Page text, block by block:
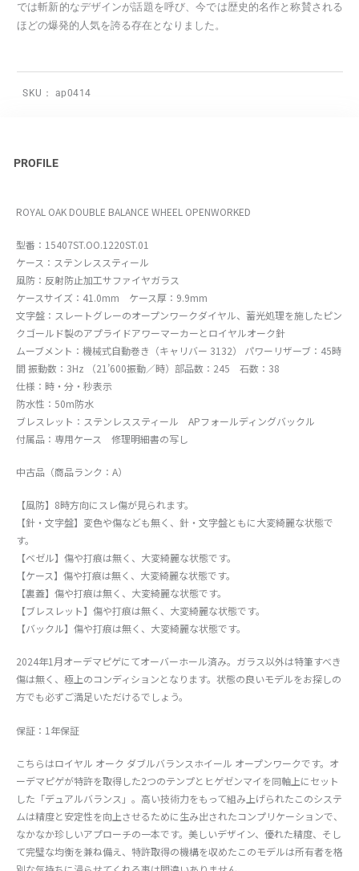
では斬新的なデザインが話題を呼び、今では歴史的名作と称賛される
ほどの爆発的人気を誇る存在となりました。
SKU： ap0414
PROFILE
ROYAL OAK DOUBLE BALANCE WHEEL OPENWORKED
型番：15407ST.OO.1220ST.01
ケース：ステンレススティール
風防：反射防止加工サファイヤガラス
ケースサイズ：41.0mm ケース厚：9.9mm
文字盤：スレートグレーのオープンワークダイヤル、蓄光処理を施したピン
クゴールド製のアプライドアワーマーカーとロイヤルオーク針
ムーブメント：機械式自動巻き（キャリバー 3132） パワーリザーブ：45時
間 振動数：3Hz （21’600振動／時）部品数：245 石数：38
仕様：時・分・秒表示
防水性：50m防水
ブレスレット：ステンレススティール APフォールディングバックル
付属品：専用ケース 修理明細書の写し
中古品（商品ランク：A）
【風防】8時方向にスレ傷が見られます。
【針・文字盤】変色や傷なども無く、針・文字盤ともに大変綺麗な状態で
す。
【ベゼル】傷や打痕は無く、大変綺麗な状態です。
【ケース】傷や打痕は無く、大変綺麗な状態です。
【裏蓋】傷や打痕は無く、大変綺麗な状態です。
【ブレスレット】傷や打痕は無く、大変綺麗な状態です。
【バックル】傷や打痕は無く、大変綺麗な状態です。
2024年1月オーデマピゲにてオーバーホール済み。ガラス以外は特筆すべき
傷は無く、極上のコンディションとなります。状態の良いモデルをお探しの
方でも必ずご満足いただけるでしょう。
保証：1年保証
こちらはロイヤル オーク ダブルバランスホイール オープンワークです。オ
ーデマピゲが特許を取得した2つのテンプとヒゲゼンマイを同軸上にセット
した「デュアルバランス」。高い技術力をもって組み上げられたこのシステ
ムは精度と安定性を向上させるために生み出されたコンプリケーションで、
なかなか珍しいアプローチの一本です。美しいデザイン、優れた精度、そし
て完璧な均衡を兼ね備え、特許取得の機構を収めたこのモデルは所有者を格